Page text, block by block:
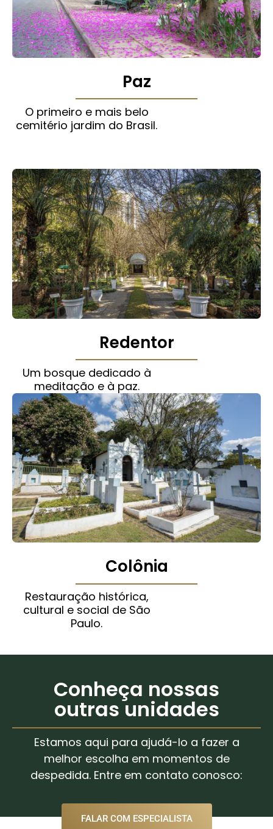
Paz
O primeiro e mais belo
cemitério jardim do Brasil.​
Redentor
Um bosque dedicado à
meditação e à paz.
Colônia
Restauração histórica,
cultural e social de São
Paulo.
Conheça nossas
outras unidades
Estamos aqui para ajudá-lo a fazer a
melhor escolha em momentos de
despedida. Entre em contato conosco:
FALAR COM ESPECIALISTA